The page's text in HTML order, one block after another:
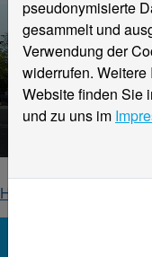
Aktuelle
Home
pseudonymisierte
gesammelt und
Verwendung der
widerrufen.
Website finden Sie
und zu uns im